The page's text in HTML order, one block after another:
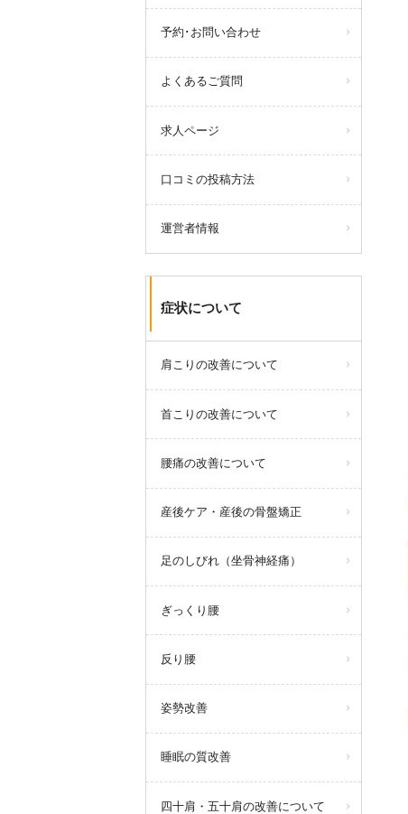
予約･お問い合わせ
よくあるご質問
求人ページ
口コミの投稿方法
運営者情報
症状について
肩こりの改善について
首こりの改善について
腰痛の改善について
産後ケア・産後の骨盤矯正
足のしびれ（坐骨神経痛）
ぎっくり腰
反り腰
姿勢改善
睡眠の質改善
四十肩・五十肩の改善について